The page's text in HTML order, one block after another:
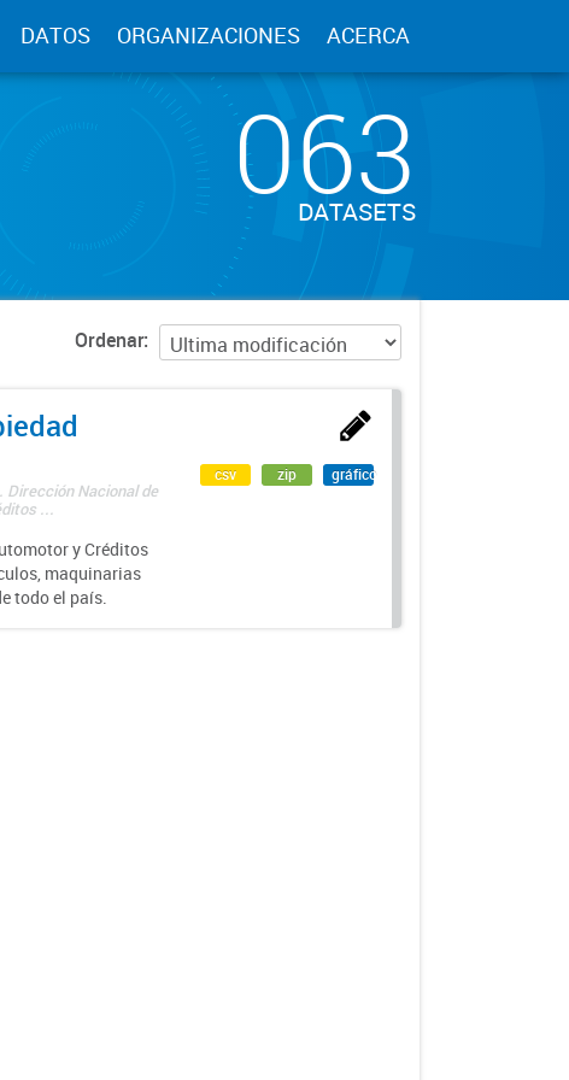
DATOS ORGANIZACIONES ACERCA
063
DATASETS
Ordenar
Nacional de
...
y Créditos
maquinarias
todo el país.
csv zip gráfico